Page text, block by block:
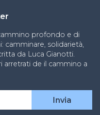
profondo e di
camminare, solidarietà,
da Luca Gianotti.
arretrati de il cammino a